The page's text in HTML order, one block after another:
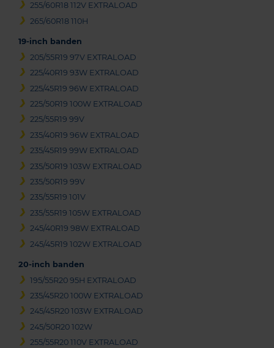
255/60R18 112V EXTRALOAD
265/60R18 110H
19-inch banden
205/55R19 97V EXTRALOAD
225/40R19 93W EXTRALOAD
225/45R19 96W EXTRALOAD
225/50R19 100W EXTRALOAD
225/55R19 99V
235/40R19 96W EXTRALOAD
235/45R19 99W EXTRALOAD
235/50R19 103W EXTRALOAD
235/50R19 99V
235/55R19 101V
235/55R19 105W EXTRALOAD
245/40R19 98W EXTRALOAD
245/45R19 102W EXTRALOAD
20-inch banden
195/55R20 95H EXTRALOAD
235/45R20 100W EXTRALOAD
245/45R20 103W EXTRALOAD
245/50R20 102W
255/55R20 110V EXTRALOAD